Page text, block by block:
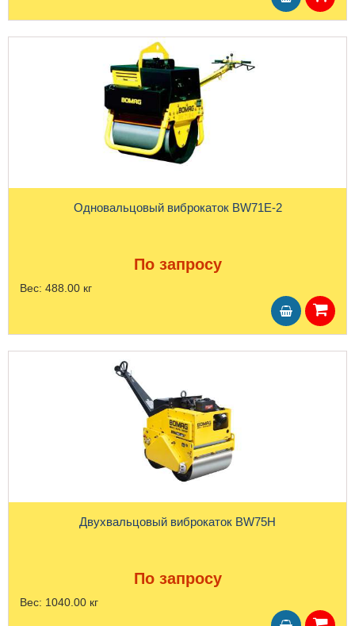
Одновальцовый виброкаток BW71E-2
По запросу
Вес: 488.00 кг
Двухвальцовый виброкаток BW75H
По запросу
Вес: 1040.00 кг